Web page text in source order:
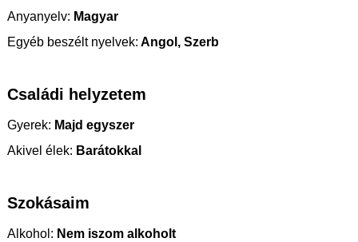
Anyanyelv: Magyar
Egyéb beszélt nyelvek: Angol, Szerb
Családi helyzetem
Gyerek: Majd egyszer
Akivel élek: Barátokkal
Szokásaim
Alkohol: Nem iszom alkoholt